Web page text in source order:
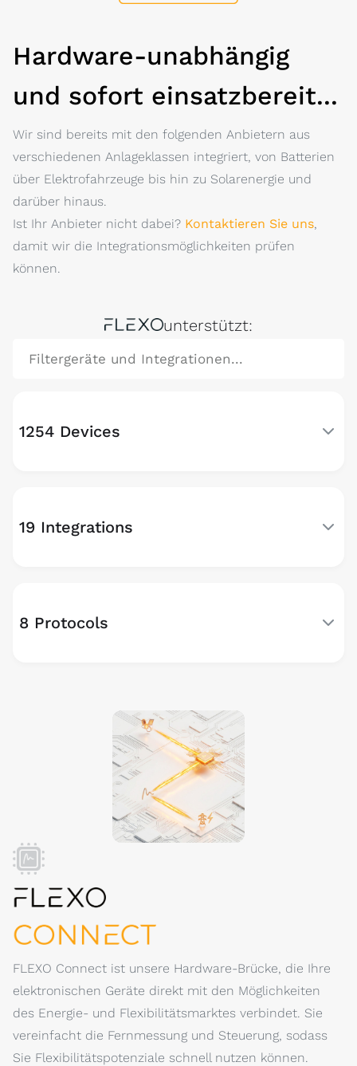
Hardware-unabhängig
und sofort einsatzbereit...
Wir sind bereits mit den folgenden Anbietern aus
verschiedenen Anlageklassen integriert, von Batterien
über Elektrofahrzeuge bis hin zu Solarenergie und
darüber hinaus.
Ist Ihr Anbieter nicht dabei? Kontaktieren Sie uns,
damit wir die Integrationsmöglichkeiten prüfen
können.
FLEXOunterstützt:
1254 Devices
19 Integrations
8 Protocols
FLEXO Connect ist unsere Hardware-Brücke, die Ihre
elektronischen Geräte direkt mit den Möglichkeiten
des Energie- und Flexibilitätsmarktes verbindet. Sie
vereinfacht die Fernmessung und Steuerung, sodass
Sie Flexibilitätspotenziale schnell nutzen können.